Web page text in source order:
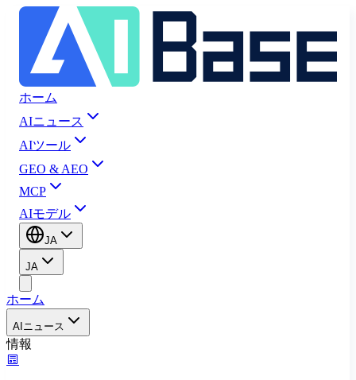
ホーム
AIニュース
AIツール
GEO & AEO
MCP
AIモデル
JA
JA
ホーム
AIニュース
情報